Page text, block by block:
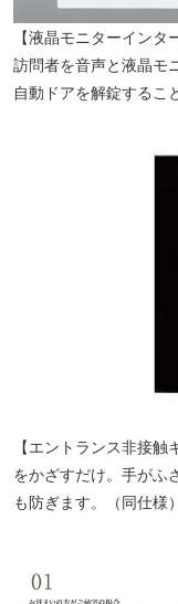
【液晶モニターイン
訪問者を音声と液晶モ
自動ドアを解錠するこ
【エントランス非接
をかざすだけ。手がふ
も防ぎます。（同仕様）